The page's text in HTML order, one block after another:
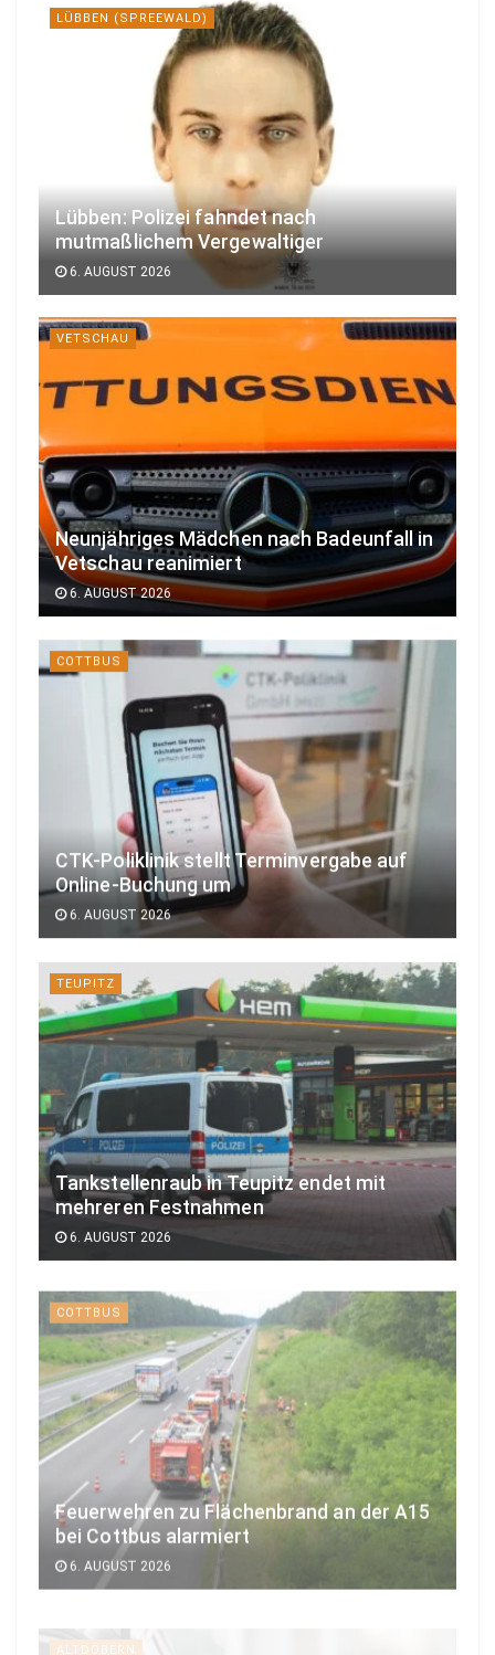
LÜBBEN (SPREEWALD)
Lübben: Polizei fahndet nach
mutmaßlichem Vergewaltiger
6. AUGUST 2026
VETSCHAU
Neunjähriges Mädchen nach Badeunfall in
Vetschau reanimiert
6. AUGUST 2026
COTTBUS
CTK-Poliklinik stellt Terminvergabe auf
Online-Buchung um
6. AUGUST 2026
TEUPITZ
Tankstellenraub in Teupitz endet mit
mehreren Festnahmen
6. AUGUST 2026
COTTBUS
Feuerwehren zu Flächenbrand an der A15
bei Cottbus alarmiert
6. AUGUST 2026